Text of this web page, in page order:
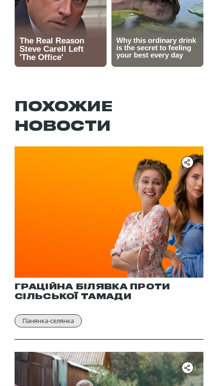
ПОХОЖИЕ
НОВОСТИ
ГРАЦІЙНА БІЛЯВКА ПРОТИ
СІЛЬСЬКОЇ ТАМАДИ
Панянка-селянка